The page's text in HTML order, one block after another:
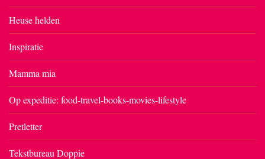
Heuse helden
Inspiratie
Mamma mia
Op expeditie: food-travel-books-movies-lifestyle
Pretletter
Tekstbureau Doppie